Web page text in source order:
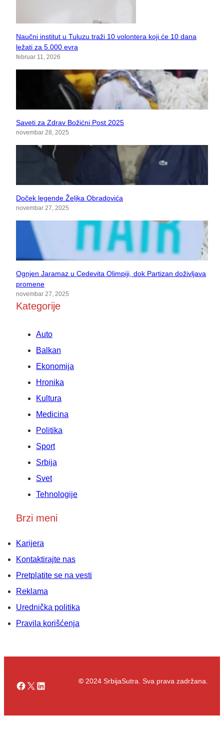
Naučni institut u Tuluzu traži 10 volontera koji će 10 dana
ležati za 5.000 evra
februar 11, 2026
Saveti za Zdrav Božićni Post 2025
novembar 28, 2025
Doček legende Željka Obradovića
novembar 27, 2025
Ognjen Jaramaz u Cedevita Olimpiji, dok Partizan doživljava
promene
novembar 27, 2025
Kategorije
Auto
Balkan
Ekonomija
Hronika
Kultura
Medicina
Politika
Sport
Srbija
Svet
Tehnologije
Brzi meni
Karijera
Kontaktirajte nas
Pretplatite se na vesti
Reklama
Urednička politika
Pravila korišćenja
Facebook
X LinkedIn© 2024 SrbijaSutra. Sva prava zadržana.